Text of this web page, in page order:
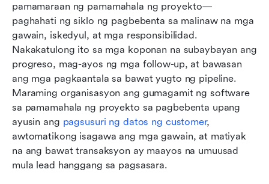
pamamaraan ng pamamahala ng proyekto—
paghahati ng siklo ng pagbebenta sa malinaw na mga
gawain, iskedyul, at mga responsibilidad.
Nakakatulong ito sa mga koponan na subaybayan ang
progreso, mag-ayos ng mga follow-up, at bawasan
ang mga pagkaantala sa bawat yugto ng pipeline.
Maraming organisasyon ang gumagamit ng software
sa pamamahala ng proyekto sa pagbebenta upang
ayusin ang pagsusuri ng datos ng customer,
awtomatikong isagawa ang mga gawain, at matiyak
na ang bawat transaksyon ay maayos na umuusad
mula lead hanggang sa pagsasara.